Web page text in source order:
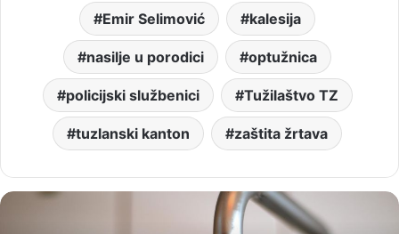
Emir Selimović kalesija
nasilje u porodici optužnica
policijski službenici Tužilaštvo TZ
tuzlanski kanton zaštita žrtava